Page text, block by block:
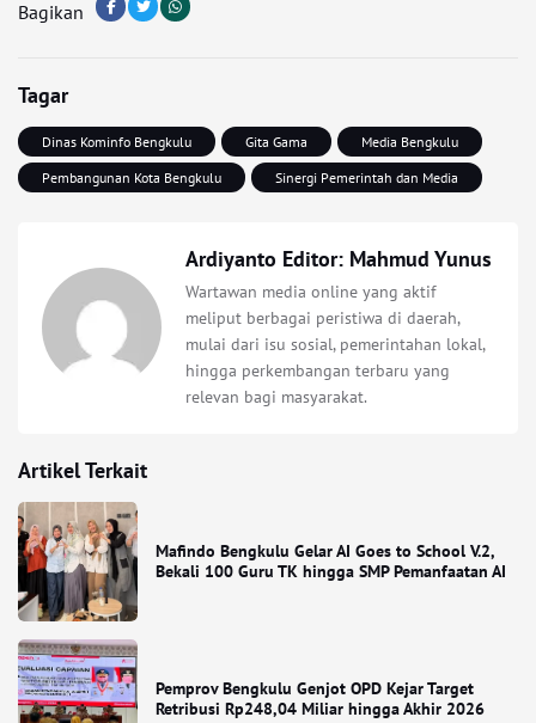
Bagikan
Tagar
Dinas Kominfo Bengkulu Gita Gama
Media Bengkulu
Pembangunan Kota Bengkulu
Sinergi Pemerintah dan Media
Ardiyanto Editor: Mahmud Yunus
Wartawan media online yang aktif
meliput berbagai peristiwa di daerah,
mulai dari isu sosial, pemerintahan lokal,
hingga perkembangan terbaru yang
relevan bagi masyarakat.
Artikel Terkait
Mafindo Bengkulu Gelar AI Goes to School V.2,
Bekali 100 Guru TK hingga SMP Pemanfaatan AI
Pemprov Bengkulu Genjot OPD Kejar Target
Retribusi Rp248,04 Miliar hingga Akhir 2026